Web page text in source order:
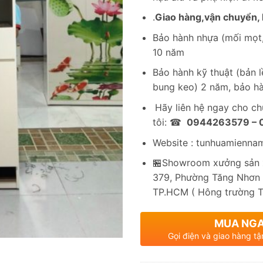
.Giao hàng,vận
Bảo hành nhựa (mối
10 năm
Bảo hành kỹ thuật (bản
bung keo) 2 năm, bảo
Hãy liên hệ ngay cho
tôi: ☎ 0944263579 –
Website :
🏪Showroom xưởng
379, Phường Tăng Nhơn
TP.HCM ( Hông trường
MUA
Gọi điện và giao hàng